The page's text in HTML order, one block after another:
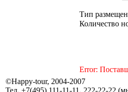
Тип
Количество
Error:
©Happy-tour, 2004-2007
Тел. +7(495) 111-11-11, 222-22-22